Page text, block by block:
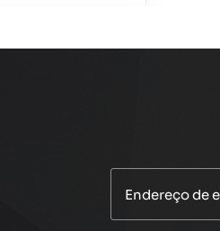
Compressor de ar